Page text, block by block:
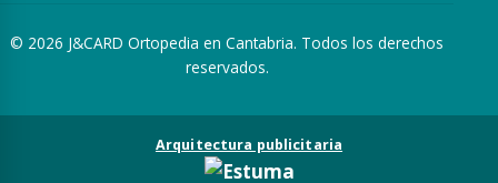
© 2026 J&CARD Ortopedia en Cantabria. Todos los derechos
reservados.
Arquitectura publicitaria